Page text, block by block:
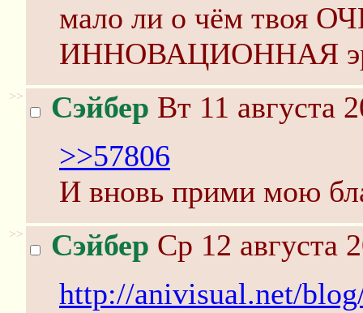
мало ли о чём твоя
ИННОВАЦИОННАЯ
>> Сэйбер Вт 11 августа
>>57806
И вновь прими мою
>> Сэйбер Ср 12 августа
http://anivisual.net/